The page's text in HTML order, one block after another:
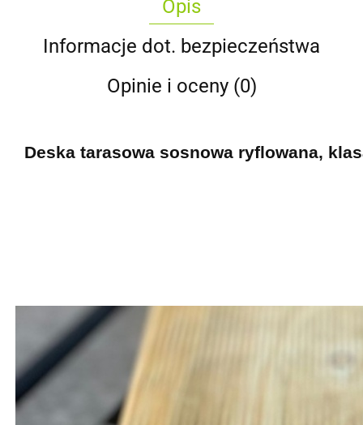
Opis
Informacje dot. bezpieczeństwa
Opinie i oceny (0)
Deska tarasowa sosnowa ryflowana,